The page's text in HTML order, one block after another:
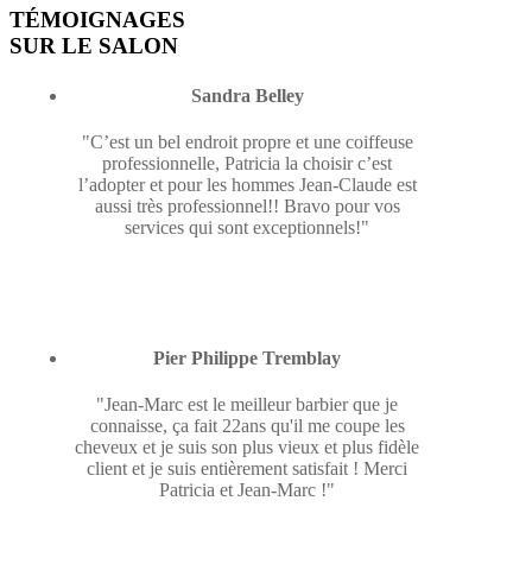
TÉMOIGNAGES
SUR LE SALON
Sandra Belley
"C’est un bel endroit propre et une coiffeuse
professionnelle, Patricia la choisir c’est
l’adopter et pour les hommes Jean-Claude est
aussi très professionnel!! Bravo pour vos
services qui sont exceptionnels!"
Pier Philippe Tremblay
"Jean-Marc est le meilleur barbier que je
connaisse, ça fait 22ans qu'il me coupe les
cheveux et je suis son plus vieux et plus fidèle
client et je suis entièrement satisfait ! Merci
Patricia et Jean-Marc !"